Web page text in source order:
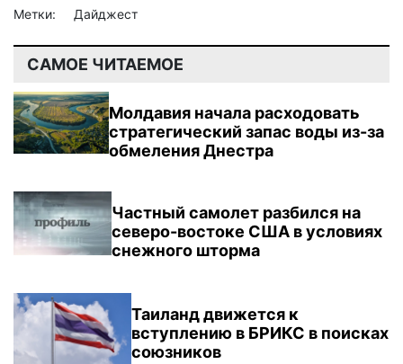
Метки: Дайджест
САМОЕ ЧИТАЕМОЕ
Молдавия начала расходовать
стратегический запас воды из-за
обмеления Днестра
Частный самолет разбился на
северо-востоке США в условиях
снежного шторма
Таиланд движется к
вступлению в БРИКС в поисках
союзников